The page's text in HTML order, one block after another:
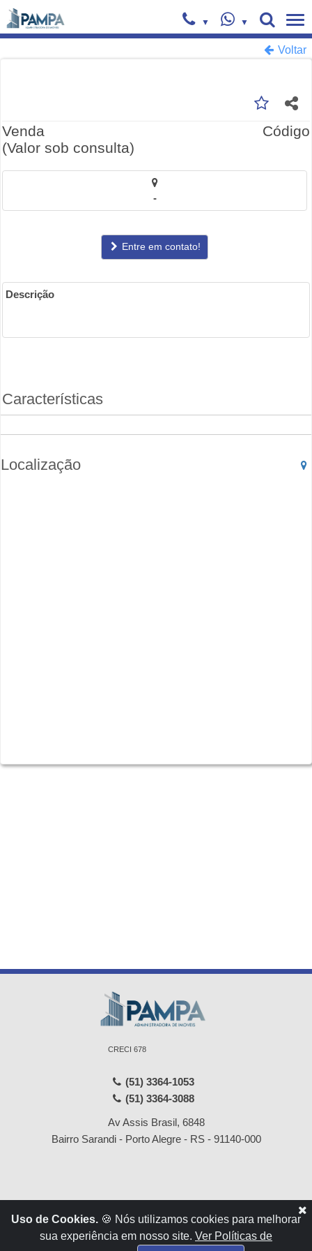
Voltar
Venda
(Valor sob consulta)
Código
-
Entre em contato!
Descrição
Características
Localização
CRECI 678
(51) 3364-1053
(51) 3364-3088
Av Assis Brasil, 6848
Bairro Sarandi - Porto Alegre - RS - 91140-000
Vendas
Uso de Cookies. 🍪 Nós utilizamos cookies para melhorar
sua experiência em nosso site. Ver Políticas de